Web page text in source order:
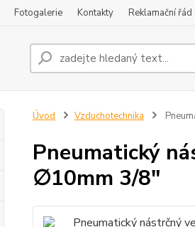
Fotogalerie Kontakty Reklamační řád
Úvod Vzduchotechnika
Pneumatický
∅10mm 3/8"